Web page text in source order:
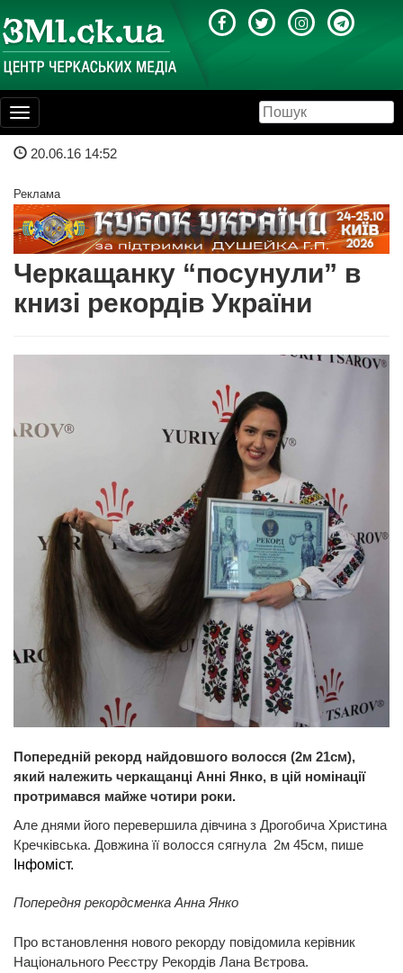
Toggle
navigation
20.06.16 14:52
Реклама
Черкащанку “посунули” в
книзі рекордів України
Попередній рекорд найдовшого волосся (2м 21см),
який належить черкащанці Анні Янко, в цій номінації
протримався майже чотири роки.
Але днями його перевершила дівчина з Дрогобича Христина
Кречківська. Довжина її волосся сягнула 2м 45см, пише
Інфоміст.
Попередня рекордсменка Анна Янко
Про встановлення нового рекорду повідомила керівник
Національного Реєстру Рекордів Лана Вєтрова.